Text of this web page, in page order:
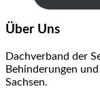
Über Uns
Dachverband der
Behinderungen
Sachsen.